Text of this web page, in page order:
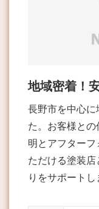
地域密着！
長野市を中心に
た。お客様と
明とアフター
ただける塗装店
りをサポートし